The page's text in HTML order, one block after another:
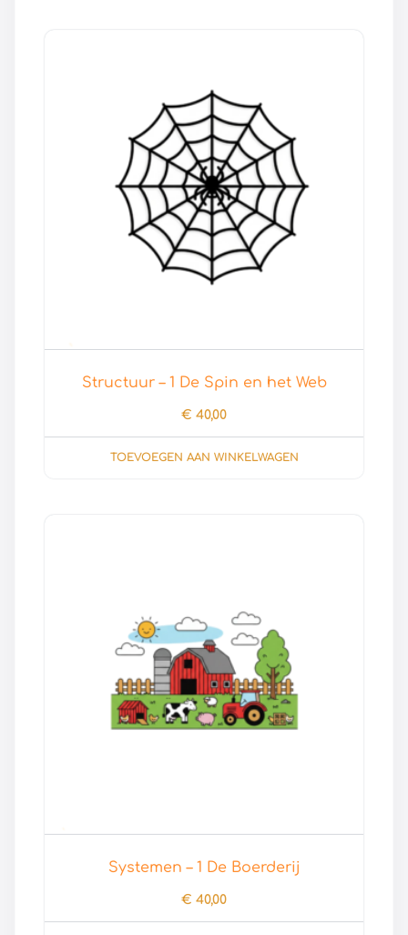
Structuur – 1 De Spin en het Web
€ 40,00
TOEVOEGEN AAN WINKELWAGEN
Systemen – 1 De Boerderij
€ 40,00